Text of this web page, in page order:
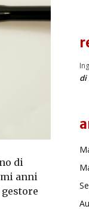
di
anni
di